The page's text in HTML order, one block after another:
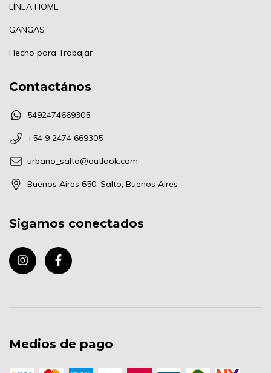
LÍNEA HOME
GANGAS
Hecho para Trabajar
Contactános
5492474669305
+54 9 2474 669305
urbano_salto@outlook.com
Buenos Aires 650, Salto, Buenos Aires
Sigamos conectados
Medios de pago